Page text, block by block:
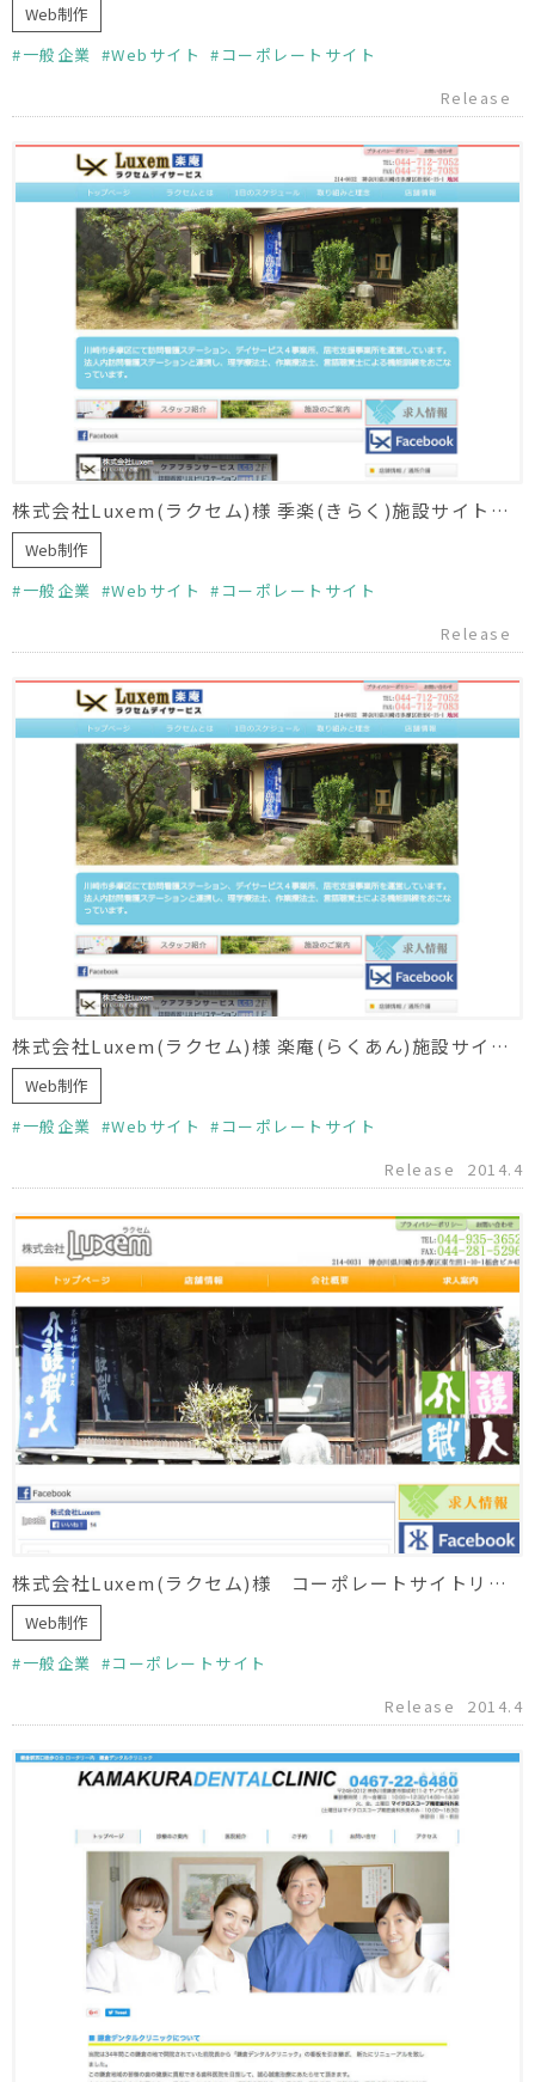
Web制作
一般企業
Webサイト
コーポレートサイト
Release
株式会社Luxem(ラクセム)様 季楽(きらく)施設サイト制作
Web制作
一般企業
Webサイト
コーポレートサイト
Release
株式会社Luxem(ラクセム)様 楽庵(らくあん)施設サイト制作
Web制作
一般企業
Webサイト
コーポレートサイト
Release
2014.4
株式会社Luxem(ラクセム)様 コーポレートサイトリニューアル
Web制作
一般企業
コーポレートサイト
Release
2014.4